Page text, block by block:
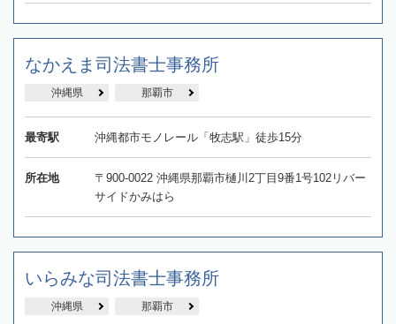
なかえま司法書士事務所
沖縄県 那覇市
最寄駅 沖縄都市モノレール「牧志駅」徒歩15分
所在地
〒900-0022 沖縄県那覇市樋川2丁目9番1号102リバー
サイドかみはら
いらみな司法書士事務所
沖縄県 那覇市